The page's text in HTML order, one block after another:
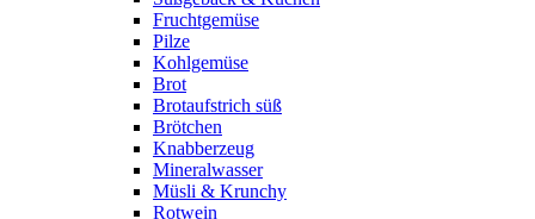
Fruchtgemüse
Pilze
Kohlgemüse
Brot
Brotaufstrich süß
Brötchen
Knabberzeug
Mineralwasser
Müsli & Krunchy
Rotwein